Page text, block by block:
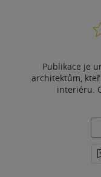
Publikace je
architektům,
interiéru.